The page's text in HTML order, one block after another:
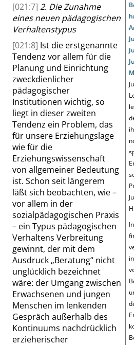
[021:7] 2. Die Zunahme
eines neuen pädagogischen
Verhaltenstypus
[021:8] Ist die erstgenannte
Tendenz vor allem für die
Planung und Einrichtung
zweckdienlicher
pädagogischer
Institutionen wichtig, so
liegt in dieser zweiten
Tendenz ein Problem, das
für unsere Erziehungslage
wie für die
Erziehungswissenschaft
von allgemeiner Bedeutung
ist. Schon seit längerem
läßt sich beobachten, wie –
vor allem in der
sozialpädagogischen Praxis
– ein Typus pädagogischen
Verhaltens Verbreitung
gewinnt, der mit dem
Ausdruck „Beratung“ nicht
unglücklich bezeichnet
wäre: der Umgang zwischen
Erwachsenen und jungen
Menschen im lenkenden
Gespräch außerhalb des
Kontinuums nachdrücklich
erzieherischer